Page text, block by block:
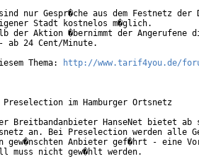
nur Gespr�che aus dem Festnetz der
Stadt kostnelos m�glich.
der Aktion �bernimmt der Angerufene
ab 24 Cent/Minute.
Thema:
http://www.tarif4you.de/
im Hamburger Ortsnetz
Breitbandanbieter HanseNet bietet ab
an. Bei Preselection werden alle
gew�nschten Anbieter gef�hrt - eine
muss nicht gew�hlt werden.